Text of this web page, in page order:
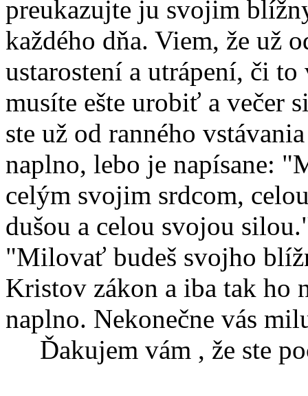
preukazujte ju svojim
každého dňa. Viem, že už
ustarostení a utrápení, či to
musíte ešte urobiť a večer
ste už od ranného
naplno, lebo je napísane:
celým svojim srdcom,
dušou a celou svojou
"Milovať budeš svojho
Kristov zákon a iba tak ho
naplno. Nekonečne vás
Ďakujem vám , že ste